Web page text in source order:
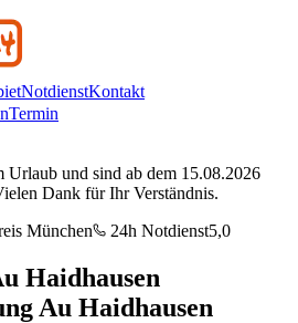
NotdienstKontakt
Termin
Urlaub und sind ab dem 15.08.2026
Dank für Ihr Verständnis.
München 24h Notdienst5,0
Haidhausen
Au Haidhausen